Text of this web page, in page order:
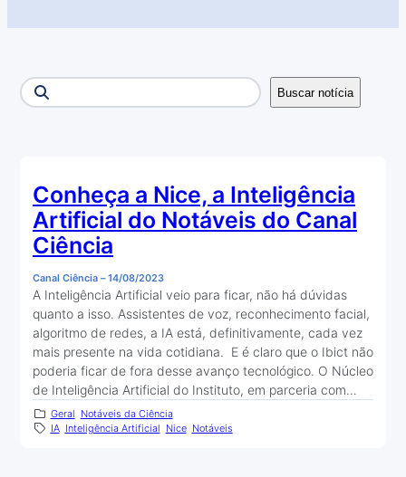
Buscar
Buscar notícia
Conheça a Nice, a Inteligência
Artificial do Notáveis do Canal
Ciência
Canal Ciência –14/08/2023
A Inteligência Artificial veio para ficar, não há dúvidas
quanto a isso. Assistentes de voz, reconhecimento facial,
algoritmo de redes, a IA está, definitivamente, cada vez
mais presente na vida cotidiana. E é claro que o Ibict não
poderia ficar de fora desse avanço tecnológico. O Núcleo
de Inteligência Artificial do Instituto, em parceria com…
Geral Notáveis da Ciência
IA Inteligência Artificial Nice Notáveis